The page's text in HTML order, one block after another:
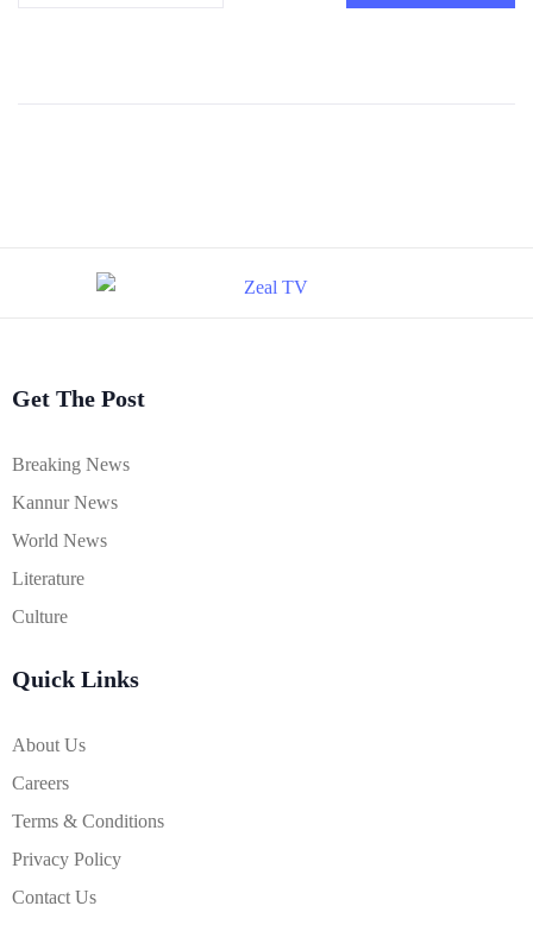
Get The Post
Breaking News
Kannur News
World News
Literature
Culture
Quick Links
About Us
Careers
Terms & Conditions
Privacy Policy
Contact Us